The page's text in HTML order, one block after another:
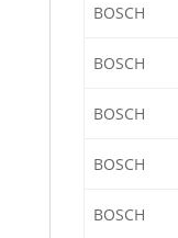
BOSCH
BOSCH
BOSCH
BOSCH
BOSCH